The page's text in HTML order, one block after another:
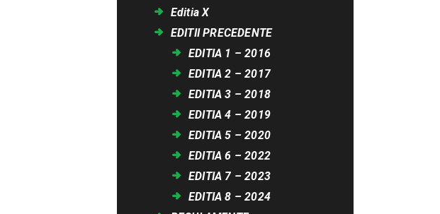
Editia X
EDITII PRECEDENTE
EDITIA 1 – 2016
EDITIA 2 – 2017
EDITIA 3 – 2018
EDITIA 4 – 2019
EDITIA 5 – 2020
EDITIA 6 – 2022
EDITIA 7 – 2023
EDITIA 8 – 2024